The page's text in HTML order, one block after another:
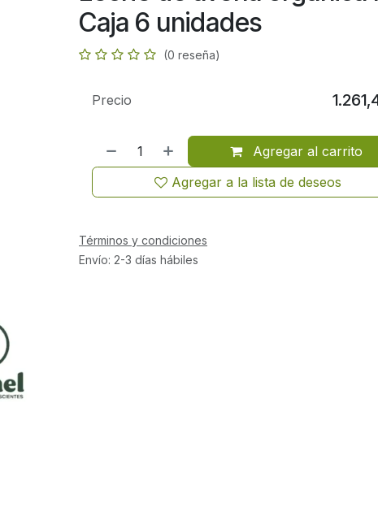
Caja 6 unidades
(0 reseña)
Agregar al carrito
Agregar a la lista de deseos
Precio
Términos y condiciones
Envío: 2-3 días hábiles